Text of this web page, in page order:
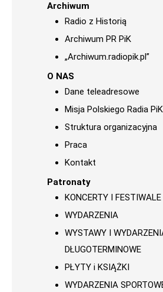
Archiwum
Radio z Historią
Archiwum PR PiK
„Archiwum.radiopik.pl”
O NAS
Dane teleadresowe
Misja Polskiego Radia PiK
Struktura organizacyjna
Praca
Kontakt
Patronaty
KONCERTY I FESTIWALE
WYDARZENIA
WYSTAWY I
DŁUGOTERMINOWE
PŁYTY i KSIĄŻKI
WYDARZENIA